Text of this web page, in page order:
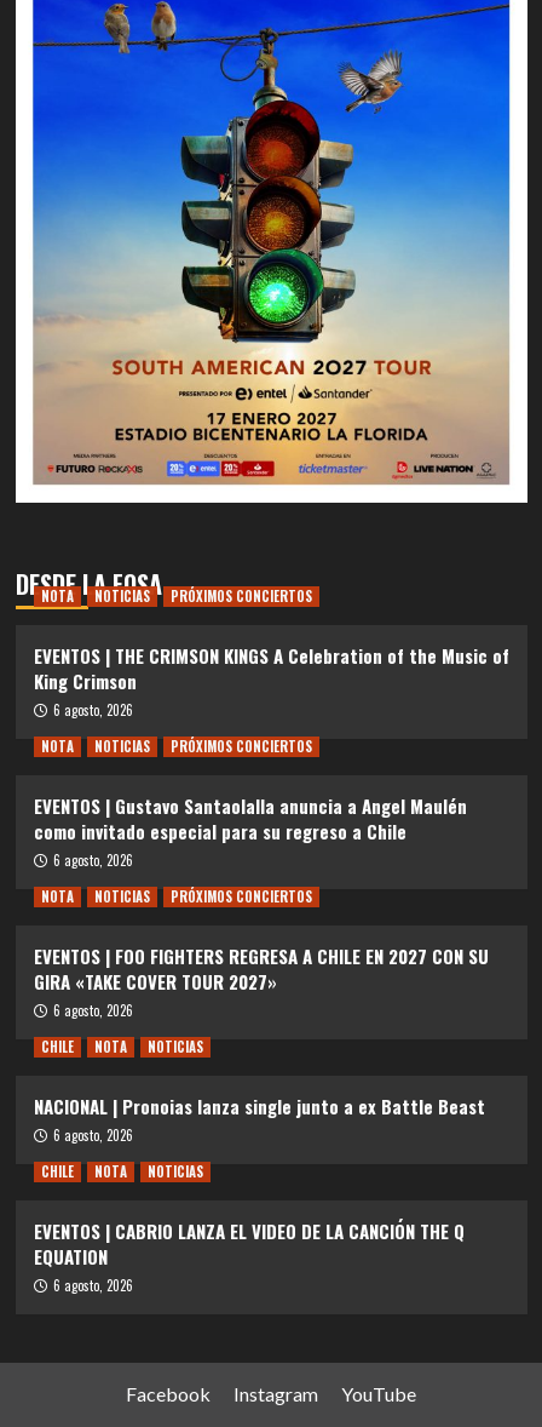
DESDE LA FOSA
NOTA NOTICIAS PRÓXIMOS CONCIERTOS
EVENTOS | THE CRIMSON KINGS A Celebration of the Music of
King Crimson
6 agosto, 2026
NOTA
NOTICIAS PRÓXIMOS CONCIERTOS
EVENTOS | Gustavo Santaolalla anuncia a Angel Maulén
como invitado especial para su regreso a Chile
6 agosto, 2026
NOTA
NOTICIAS PRÓXIMOS CONCIERTOS
EVENTOS | FOO FIGHTERS REGRESA A CHILE EN 2027 CON SU
GIRA «TAKE COVER TOUR 2027»
6 agosto, 2026
CHILE
NOTA NOTICIAS
NACIONAL | Pronoias lanza single junto a ex Battle Beast
6 agosto, 2026
CHILE
NOTA NOTICIAS
EVENTOS | CABRIO LANZA EL VIDEO DE LA CANCIÓN THE Q
EQUATION
6 agosto, 2026
Facebook Instagram YouTube